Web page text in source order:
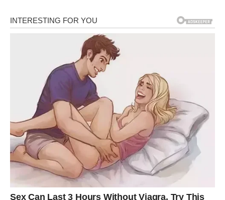
BIK – STABILIZACIJA I